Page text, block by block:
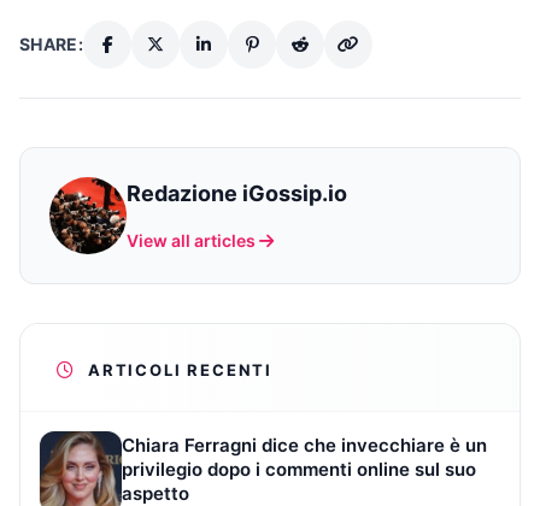
SHARE:
Redazione iGossip.io
View all articles
ARTICOLI RECENTI
Chiara Ferragni dice che invecchiare è un
privilegio dopo i commenti online sul suo
aspetto